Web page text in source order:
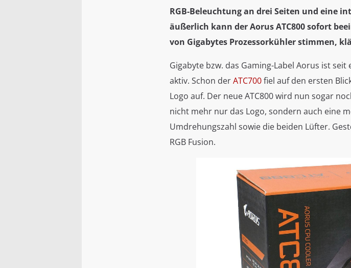
RGB-Beleuchtung an drei Seiten und eine
äußerlich kann der Aorus ATC800 sofort
von Gigabytes Prozessorkühler stimmen,
Gigabyte bzw. das Gaming-Label Aorus ist
aktiv. Schon derATC700fiel auf den ersten
Logo auf. Der neue ATC800 wird nun sogar
nicht mehr nur das Logo, sondern auch eine
Umdrehungszahl sowie die beiden Lüfter.
RGB Fusion.